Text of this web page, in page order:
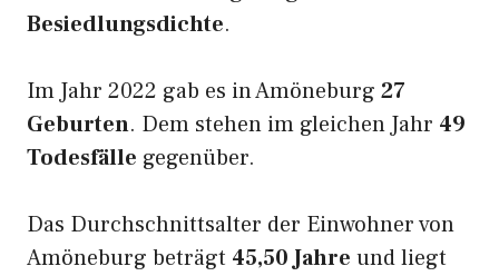
Besiedlungsdichte.
Im Jahr 2022 gab es in Amöneburg 27
Geburten. Dem stehen im gleichen Jahr 49
Todesfälle gegenüber.
Das Durchschnittsalter der Einwohner von
Amöneburg beträgt 45,50 Jahre und liegt